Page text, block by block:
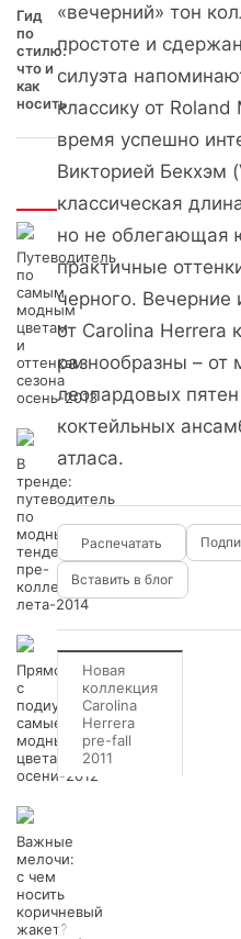
Гид
по
стилю:
что и
как
носить
Путеводитель
по
самым
модным
цветам
и
оттенкам
сезона
осень-2013
В
тренде:
путеводитель
по
модным
тенденциям
пре-
коллекций
лета-2014
Прямо
с
подиума:
самые
модные
цвета
осени-2012
Важные
мелочи:
с чем
носить
коричневый
жакет?
«вечерний» тон
простоте и
силуэта
классику от
время успешно
Викторией Бекхэм
классическая
но не облегающая
практичные
черного. Вечерние
от Carolina Herrera
разнообразны – от
леопардовых
коктейльных
атласа.
Вставить в блог
Новая
коллекция
Carolina
Herrera
pre-fall
2011